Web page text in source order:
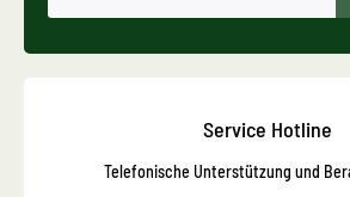
Service Hotline
Telefonische Unterstützung und